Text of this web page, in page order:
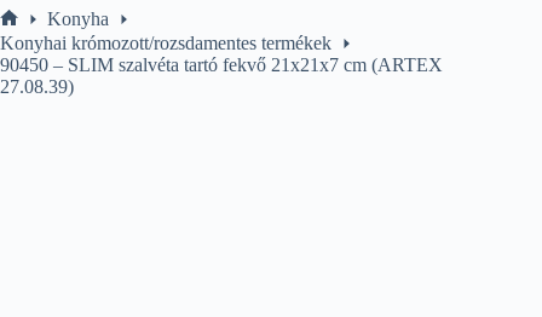
Home
Konyha
Konyhai krómozott/rozsdamentes termékek
90450 – SLIM szalvéta tartó fekvő 21x21x7 cm (ARTEX
27.08.39)